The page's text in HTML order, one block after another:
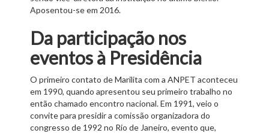
Aposentou-se em 2016.
Da participação nos
eventos à Presidência
O primeiro contato de Marilita com a ANPET aconteceu
em 1990, quando apresentou seu primeiro trabalho no
então chamado encontro nacional. Em 1991, veio o
convite para presidir a comissão organizadora do
congresso de 1992 no Rio de Janeiro, evento que,